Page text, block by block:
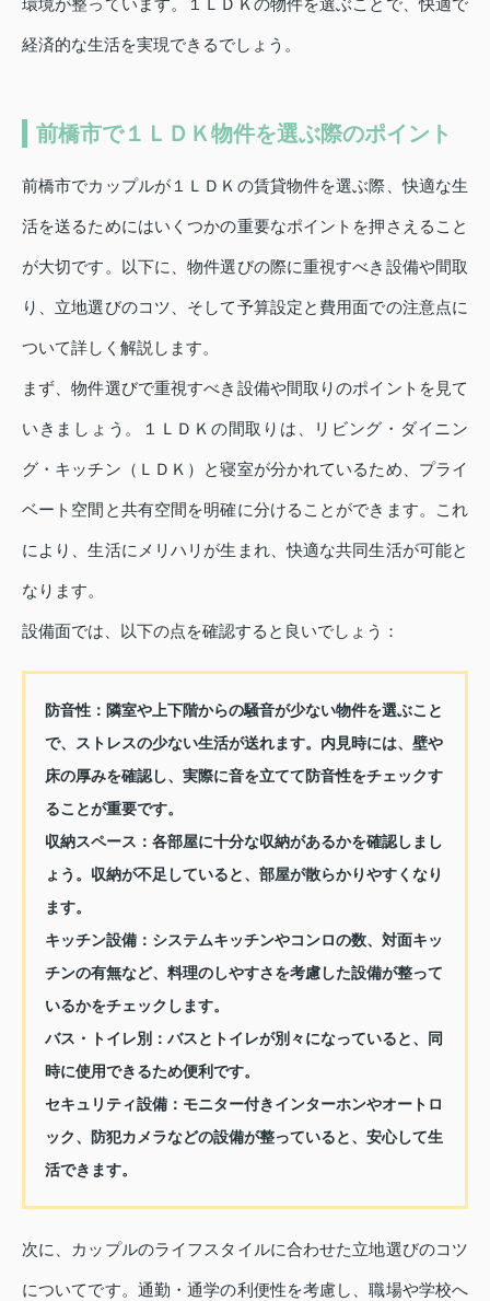
環境が整っています。１ＬＤＫの物件を選ぶことで、快適で
経済的な生活を実現できるでしょう。
前橋市で１ＬＤＫ物件を選ぶ際のポイント
前橋市でカップルが１ＬＤＫの賃貸物件を選ぶ際、快適な生
活を送るためにはいくつかの重要なポイントを押さえること
が大切です。以下に、物件選びの際に重視すべき設備や間取
り、立地選びのコツ、そして予算設定と費用面での注意点に
ついて詳しく解説します。
まず、物件選びで重視すべき設備や間取りのポイントを見て
いきましょう。１ＬＤＫの間取りは、リビング・ダイニン
グ・キッチン（ＬＤＫ）と寝室が分かれているため、プライ
ベート空間と共有空間を明確に分けることができます。これ
により、生活にメリハリが生まれ、快適な共同生活が可能と
なります。
設備面では、以下の点を確認すると良いでしょう：
防音性： 隣室や上下階からの騒音が少ない物件を選ぶこと
で、ストレスの少ない生活が送れます。内見時には、壁や
床の厚みを確認し、実際に音を立てて防音性をチェックす
ることが重要です。
収納スペース： 各部屋に十分な収納があるかを確認しまし
ょう。収納が不足していると、部屋が散らかりやすくなり
ます。
キッチン設備： システムキッチンやコンロの数、対面キッ
チンの有無など、料理のしやすさを考慮した設備が整って
いるかをチェックします。
バス・トイレ別： バスとトイレが別々になっていると、同
時に使用できるため便利です。
セキュリティ設備： モニター付きインターホンやオートロ
ック、防犯カメラなどの設備が整っていると、安心して生
活できます。
次に、カップルのライフスタイルに合わせた立地選びのコツ
についてです。通勤・通学の利便性を考慮し、職場や学校へ